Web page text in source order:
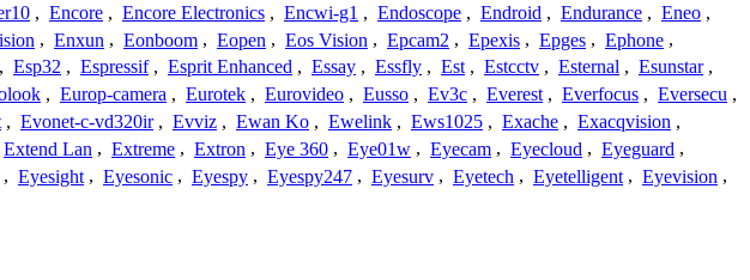
, Encore , Encore Electronics , Encwi-g1 , Endoscope , Endroid , Endurance , Eneo ,
, Enxun , Eonboom , Eopen , Eos Vision , Epcam2 , Epexis , Epges , Ephone ,
, Esp32 , Espressif , Esprit Enhanced , Essay , Essfly , Est , Estcctv , Esternal , Esunstar ,
, Europ-camera , Eurotek , Eurovideo , Eusso , Ev3c , Everest , Everfocus , Eversecu ,
, Evonet-c-vd320ir , Evviz , Ewan Ko , Ewelink , Ews1025 , Exache , Exacqvision ,
Extend Lan , Extreme , Extron , Eye 360 , Eye01w , Eyecam , Eyecloud , Eyeguard ,
, Eyesight , Eyesonic , Eyespy , Eyespy247 , Eyesurv , Eyetech , Eyetelligent , Eyevision ,